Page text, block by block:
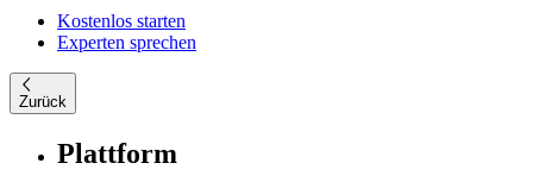
Kostenlos starten
Experten sprechen
Zurück
Plattform